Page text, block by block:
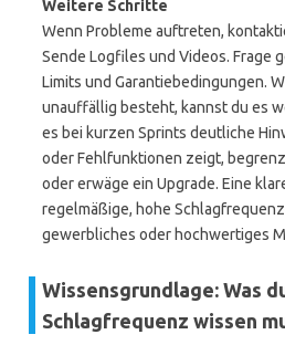
Weitere Schritte
Wenn Probleme auftreten,
Sende Logfiles und Videos. Frage
Limits und Garantiebedingungen.
unauffällig besteht, kannst du es
es bei kurzen Sprints deutliche
oder Fehlfunktionen zeigt,
oder erwäge ein Upgrade. Eine
regelmäßige, hohe
gewerbliches oder hochwertiges
Wissensgrundlage: Was
Schlagfrequenz wissen